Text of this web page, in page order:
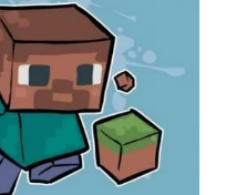
58#
MINECRAFT
:
D7OOMY999